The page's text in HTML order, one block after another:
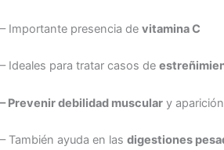
– Importante presencia de vitamina C
– Ideales para tratar casos de
– Prevenir debilidad muscular y
– También ayuda en las digestiones